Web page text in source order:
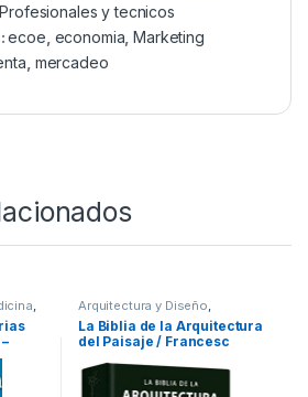
Profesionales y tecnicos
ecoe economia ,Marketing
mercadeo
, Arquitectura y Diseño,
Arquitectura y Urbanismo ,Arte y
Afines,Decoración, Decoración
y Muebles,Diseño,Interes
Ofertas
y tecnicos
La Biblia de la Arquitectura
del Paisaje / Francesc
/ Lexus